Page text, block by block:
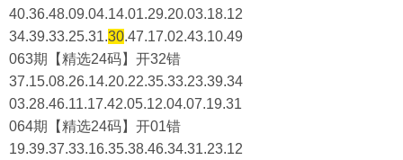
40.36.48.09.04.14.01.29.20.03.18.12
34.39.33.25.31.30.47.17.02.43.10.49
063期【精选24码】开32错
37.15.08.26.14.20.22.35.33.23.39.34
03.28.46.11.17.42.05.12.04.07.19.31
064期【精选24码】开01错
19.39.37.33.16.35.38.46.34.31.23.12